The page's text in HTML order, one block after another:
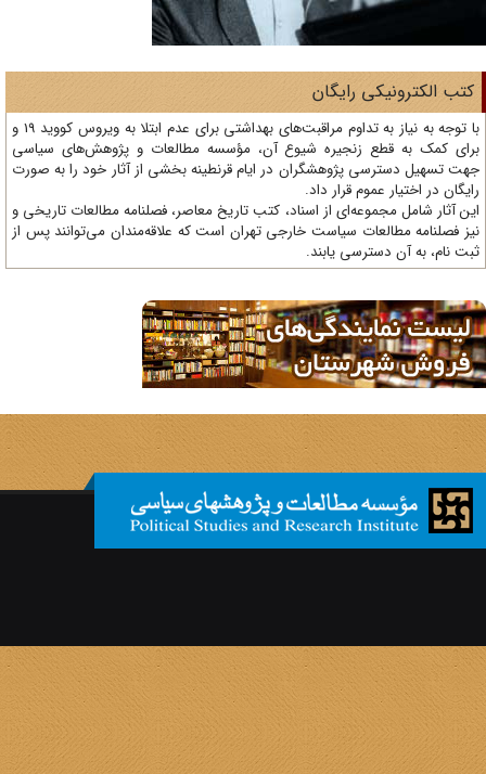
الکترونیکی رایگان
با توجه به نیاز به تداوم مراقبت‌های بهداشتی برای عدم ابتلا به ویروس کووید 19 و
کمک به قطع زنجیره شیوع آن، مؤسسه مطالعات و پژوهش‌های سیاسی
تسهیل دسترسی پژوهشگران در ایام قرنطینه بخشی از آثار خود را به صورت
در اختیار عموم قرار داد.
آثار شامل مجموعه‌ای از اسناد، کتب تاریخ معاصر، فصلنامه‌ مطالعات تاریخی و
فصلنامه مطالعات سیاست خارجی تهران است که علاقه‌مندان می‌توانند پس از
نام، به آن دسترسی یابند.